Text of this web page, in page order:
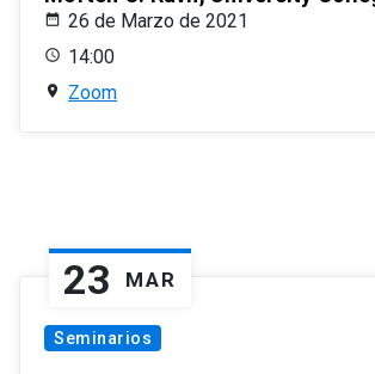
26 de Marzo de 2021
14:00
Zoom
23 MAR
Seminarios